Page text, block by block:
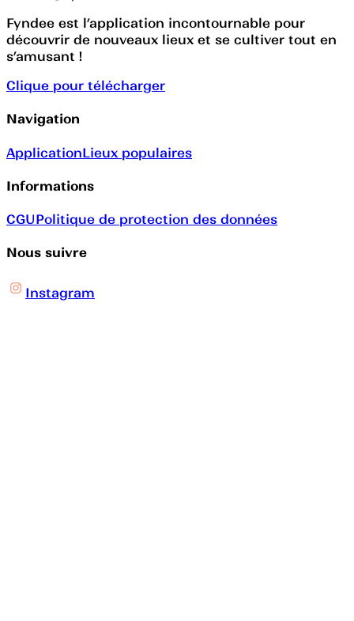
Fyndee est l’application incontournable pour
découvrir de nouveaux lieux et se cultiver tout en
s’amusant !
Clique pour télécharger
Navigation
ApplicationLieux populaires
Informations
CGUPolitique de protection des données
Nous suivre
Instagram